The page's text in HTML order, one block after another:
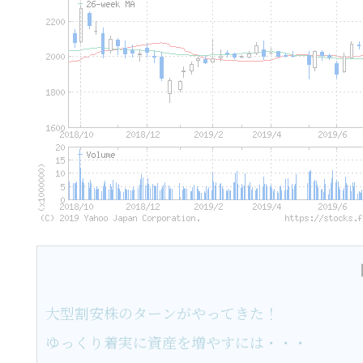
大型割安株のターンがやってきた！
ゆっくり着実に資産を増やすには・・・